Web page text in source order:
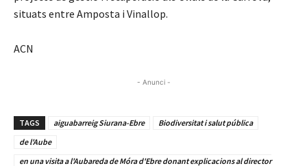
situats entre Amposta i Vinallop.
ACN
- Anunci -
TAGS aiguabarreig Siurana-Ebre
Biodiversitat i salut pública
de l'Aube
en una visita a l'Aubareda de Móra d'Ebre donant explicacions al director